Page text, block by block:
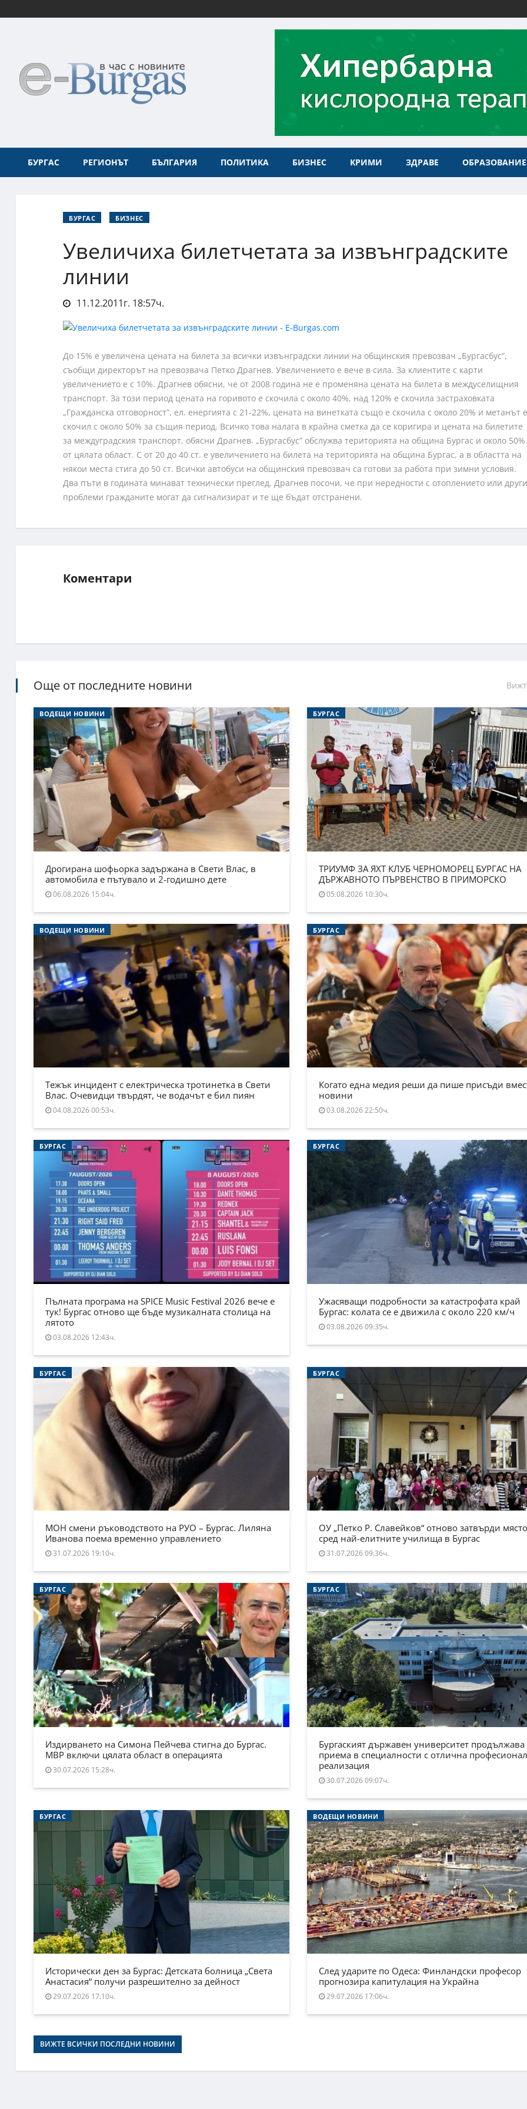
БУРГАС РЕГИОНЪТ БЪЛГАРИЯ ПОЛИТИКА БИЗНЕС КРИМИ ЗДРАВЕ ОБРАЗОВАНИЕ
БУРГАС БИЗНЕС
Увеличиха билетчетата за извънградските
линии
11.12.2011г. 18:57ч.
До 15% е увеличена цената на билета за всички извънградски линии на общинския превозвач „Бургасбус”,
съобщи директорът на превозвача Петко Драгнев. Увеличението е вече в сила. За клиентите с карти
увеличението е с 10%. Драгнев обясни, че от 2008 година не е променяна цената на билета в междуселищния
транспорт. За този период цената на горивото е скочила с около 40%, над 120% е скочила застраховката
„Гражданска отговорност”, ел. енергията с 21-22%, цената на винетката също е скочила с около 20% и метанът е
скочил с около 50% за същия период. Всичко това налага в крайна сметка да се коригира и цената на билетите
за междуградския транспорт, обясни Драгнев. „Бургасбус” обслужва територията на община Бургас и около 50%
от цялата област. С от 20 до 40 ст. е увеличението на билета на територията на община Бургас, а в областта на
някои места стига до 50 ст. Всички автобуси на общинския превозвач са готови за работа при зимни условия.
Два пъти в годината минават технически преглед. Драгнев посочи, че при нередности с отоплението или други
проблеми гражданите могат да сигнализират и те ще бъдат отстранени.
Коментари
Още от последните новини
ВОДЕЩИ НОВИНИ
Дрогирана шофьорка задържана в Свети Влас, в
автомобила е пътувало и 2-годишно дете
06.08.2026 15:04ч.
БУРГАС
ТРИУМФ ЗА ЯХТ КЛУБ ЧЕРНОМОРЕЦ БУРГАС НА
ДЪРЖАВНОТО ПЪРВЕНСТВО В ПРИМОРСКО
05.08.2026 10:30ч.
ВОДЕЩИ НОВИНИ
Тежък инцидент с електрическа тротинетка в Свети
Влас. Очевидци твърдят, че водачът е бил пиян
04.08.2026 00:53ч.
БУРГАС
Когато една медия реши да пише присъди
новини
03.08.2026 22:50ч.
БУРГАС
Пълната програма на SPICE Music Festival 2026 вече е
тук! Бургас отново ще бъде музикалната столица на
лятото
03.08.2026 12:43ч.
БУРГАС
Ужасяващи подробности за катастрофата край
Бургас: колата се е движила с около 220 км/ч
03.08.2026 09:35ч.
БУРГАС
МОН смени ръководството на РУО – Бургас. Лиляна
Иванова поема временно управлението
31.07.2026 19:10ч.
БУРГАС
ОУ „Петко Р. Славейков“ отново затвърди
сред най-елитните училища в Бургас
31.07.2026 09:36ч.
БУРГАС
Издирването на Симона Пейчева стигна до Бургас.
МВР включи цялата област в операцията
30.07.2026 15:28ч.
БУРГАС
Бургаският държавен университет продължава
приема в специалности с отлична
реализация
30.07.2026 09:07ч.
БУРГАС
Исторически ден за Бургас: Детската болница „Света
Анастасия“ получи разрешително за дейност
29.07.2026 17:10ч.
ВОДЕЩИ НОВИНИ
След ударите по Одеса: Финландски професор
прогнозира капитулация на Украйна
29.07.2026 17:06ч.
ВИЖТЕ ВСИЧКИ ПОСЛЕДНИ НОВИНИ